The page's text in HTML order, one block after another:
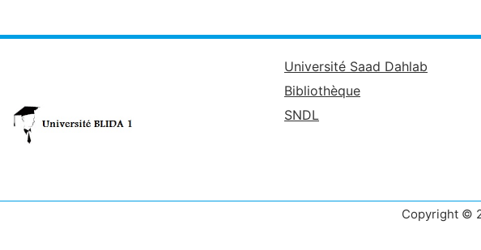
Université Saad Dahlab
Bibliothèque
SNDL
Copyright ©